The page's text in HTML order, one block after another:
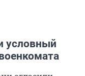
условный